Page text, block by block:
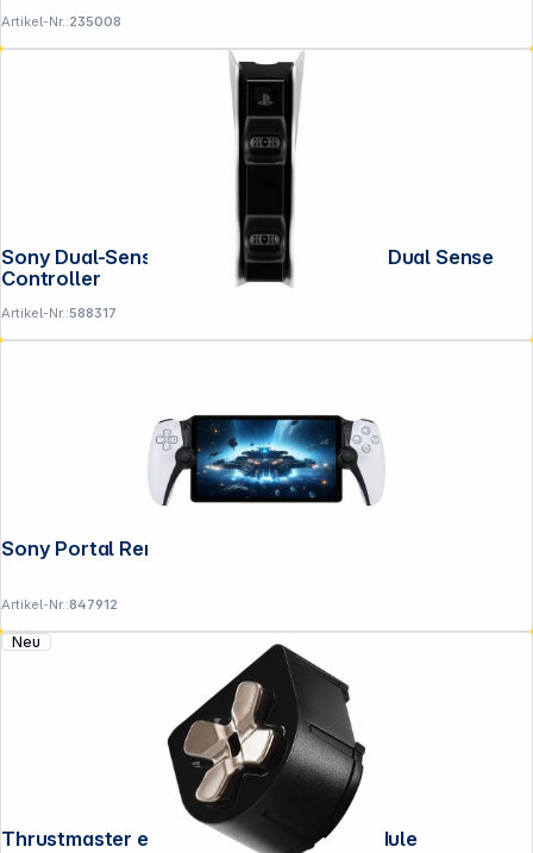
Artikel-Nr.:235008
Sony Dual-Sense Ladestation für 2x PS5 Dual Sense
Controller
Artikel-Nr.:588317
Sony Portal Remote Player
Artikel-Nr.:847912
Neu
Thrustmaster eSwap X D4XB D-Pad Module